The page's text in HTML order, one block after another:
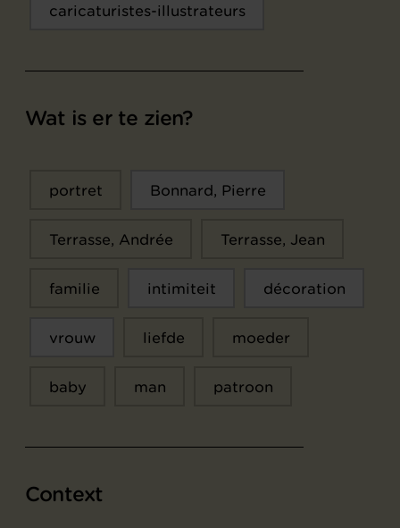
caricaturistes-illustrateurs
Wat is er te zien?
portret Bonnard, Pierre
Terrasse, Andrée Terrasse, Jean
familie intimiteit décoration
vrouw liefde moeder
baby man patroon
Context